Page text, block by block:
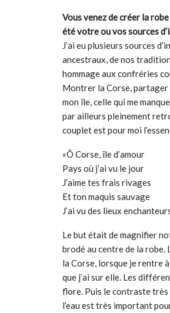
Vous venez de créer la
été votre ou vos sources
J’ai eu plusieurs sources
ancestraux, de nos
hommage aux confréries
Montrer la Corse, partager
mon île, celle qui me
par ailleurs pleinement
couplet est pour moi
«Ô Corse, île d’amour
Pays où j’ai vu le jour
J’aime tes frais rivages
Et ton maquis sauvage
J’ai vu des lieux
Le but était de magnifier
brodé au centre de la robe.
la Corse, lorsque je rentre
que j’ai sur elle. Les
flore. Puis le contraste très
l’eau est très important